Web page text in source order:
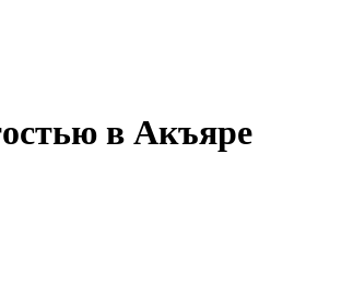
в Акъяре